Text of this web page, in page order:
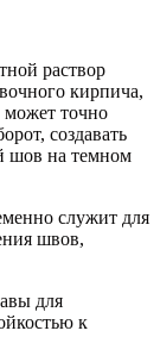
раствор
кирпича,
может точно
создавать
шов на темном
служит для
швов,
для
к